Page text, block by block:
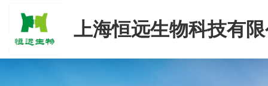
上海恒远生物科技有